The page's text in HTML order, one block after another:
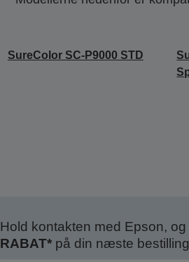
SureColor SC-P9000 STD
Hold kontakten med Epson,
RABAT*på din næste